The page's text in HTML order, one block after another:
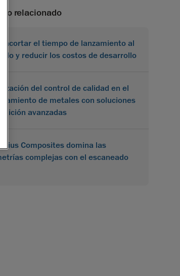
relacionado
acortar el tiempo de lanzamiento al
y reducir los costos de desarrollo
del control de calidad en el
de metales con soluciones
avanzadas
Composites domina las
complejas con el escaneado